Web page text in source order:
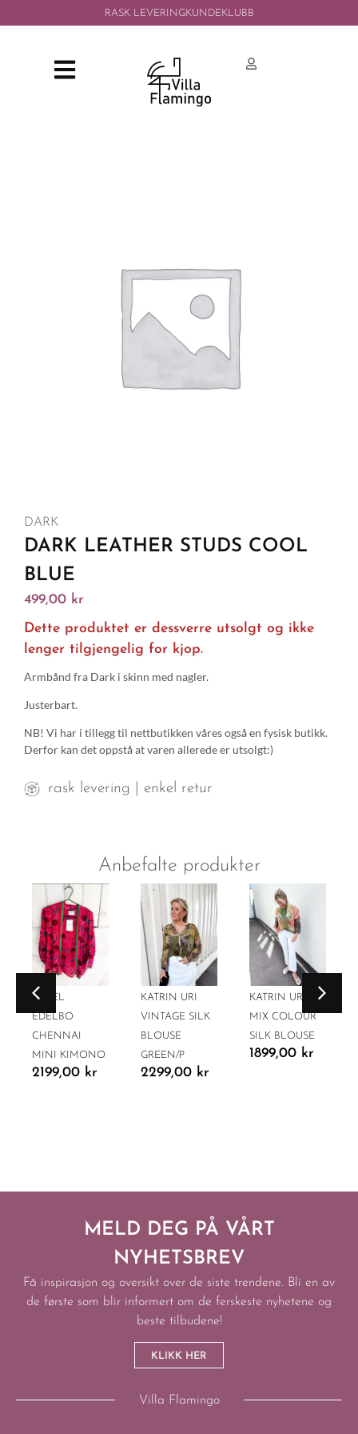
RASK LEVERINGKUNDEKLUBB
DARK
DARK LEATHER STUDS COOL
BLUE
499,00 kr
Dette produktet er dessverre utsolgt og ikke
lenger tilgjengelig for kjop.
Armbånd fra Dark i skinn med nagler.
Justerbart.
NB! Vi har i tillegg til nettbutikken våres også en fysisk butikk.
Derfor kan det oppstå at varen allerede er utsolgt:)
rask levering | enkel retur
Anbefalte produkter
SISSEL
EDELBO
CHENNAI
MINI KIMONO
2199,00 kr
KATRIN URI
VINTAGE SILK
BLOUSE
GREEN/P
2299,00 kr
KATRIN URI
MIX COLOUR
SILK BLOUSE
1899,00 kr
MELD DEG PÅ VÅRT
NYHETSBREV
Få inspirasjon og oversikt over de siste trendene. Bli en av
de første som blir informert om de ferskeste nyhetene og
beste tilbudene!
KLIKK HER
Villa Flamingo